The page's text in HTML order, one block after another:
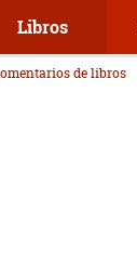
Libros
de libros